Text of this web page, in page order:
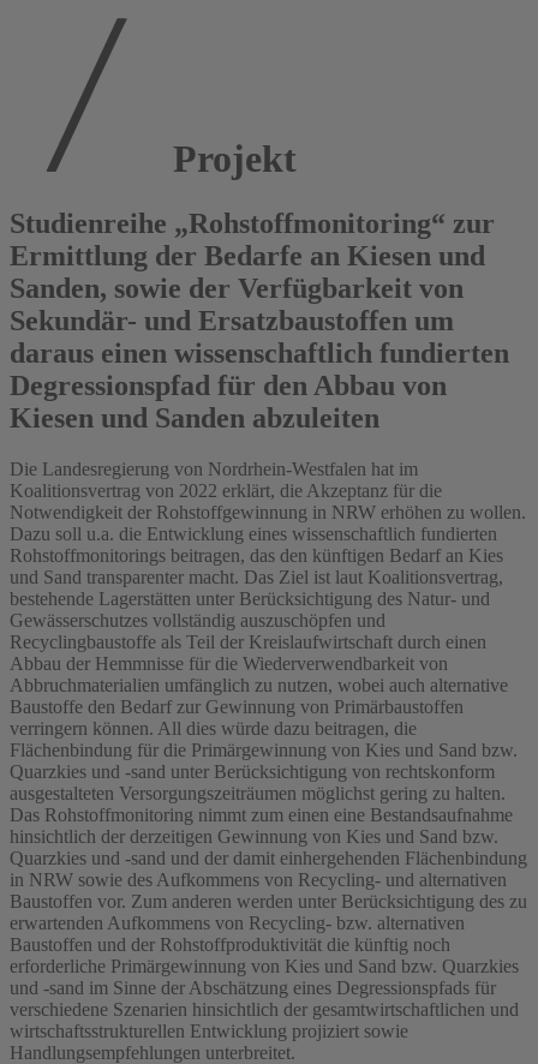
Projekt
Studienreihe „Rohstoffmonitoring“ zur
Ermittlung der Bedarfe an Kiesen und
Sanden, sowie der Verfügbarkeit von
Sekundär- und Ersatzbaustoffen um
daraus einen wissenschaftlich fundierten
Degressionspfad für den Abbau von
Kiesen und Sanden abzuleiten
Die Landesregierung von Nordrhein-Westfalen hat im
Koalitionsvertrag von 2022 erklärt, die Akzeptanz für die
Notwendigkeit der Rohstoffgewinnung in NRW erhöhen zu wollen.
Dazu soll u.a. die Entwicklung eines wissenschaftlich fundierten
Rohstoffmonitorings beitragen, das den künftigen Bedarf an Kies
und Sand transparenter macht. Das Ziel ist laut Koalitionsvertrag,
bestehende Lagerstätten unter Berücksichtigung des Natur- und
Gewässerschutzes vollständig auszuschöpfen und
Recyclingbaustoffe als Teil der Kreislaufwirtschaft durch einen
Abbau der Hemmnisse für die Wiederverwendbarkeit von
Abbruchmaterialien umfänglich zu nutzen, wobei auch alternative
Baustoffe den Bedarf zur Gewinnung von Primärbaustoffen
verringern können. All dies würde dazu beitragen, die
Flächenbindung für die Primärgewinnung von Kies und Sand bzw.
Quarzkies und -sand unter Berücksichtigung von rechtskonform
ausgestalteten Versorgungszeiträumen möglichst gering zu halten.
Das Rohstoffmonitoring nimmt zum einen eine Bestandsaufnahme
hinsichtlich der derzeitigen Gewinnung von Kies und Sand bzw.
Quarzkies und -sand und der damit einhergehenden Flächenbindung
in NRW sowie des Aufkommens von Recycling- und alternativen
Baustoffen vor. Zum anderen werden unter Berücksichtigung des zu
erwartenden Aufkommens von Recycling- bzw. alternativen
Baustoffen und der Rohstoffproduktivität die künftig noch
erforderliche Primärgewinnung von Kies und Sand bzw. Quarzkies
und -sand im Sinne der Abschätzung eines Degressionspfads für
verschiedene Szenarien hinsichtlich der gesamtwirtschaftlichen und
wirtschaftsstrukturellen Entwicklung projiziert sowie
Handlungsempfehlungen unterbreitet.